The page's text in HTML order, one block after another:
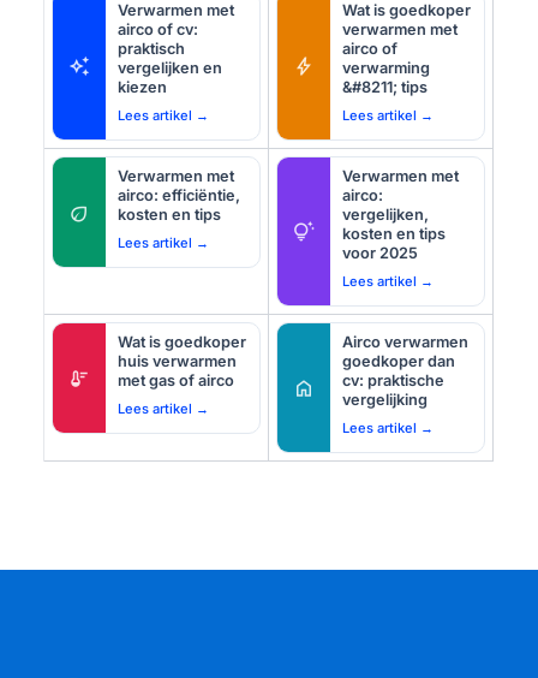
auto_awesome
Verwarmen met
airco of cv:
praktisch
vergelijken en
kiezen
Lees artikel →
bolt
Wat is goedkoper
verwarmen met
airco of
verwarming
&#8211; tips
Lees artikel →
eco
Verwarmen met
airco: efficiëntie,
kosten en tips
Lees artikel → tips_and_updates
Verwarmen met
airco:
vergelijken,
kosten en tips
voor 2025
Lees artikel →
thermostat
Wat is goedkoper
huis verwarmen
met gas of airco
Lees artikel →
home
Airco verwarmen
goedkoper dan
cv: praktische
vergelijking
Lees artikel →